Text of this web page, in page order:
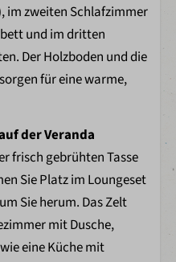
im zweiten Schlafzimmer
und im dritten
Der Holzboden und die
für eine warme,
der Veranda
frisch gebrühten Tasse
Sie Platz im Loungeset
Sie herum. Das Zelt
mit Dusche,
eine Küche mit